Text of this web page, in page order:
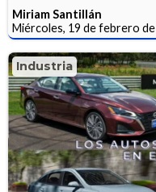
Miriam Santillán
Miércoles, 19 de febrero
Industria